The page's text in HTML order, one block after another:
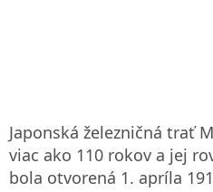
Japonská železničná trať
viac ako 110 rokov a jej
bola otvorená 1. apríla